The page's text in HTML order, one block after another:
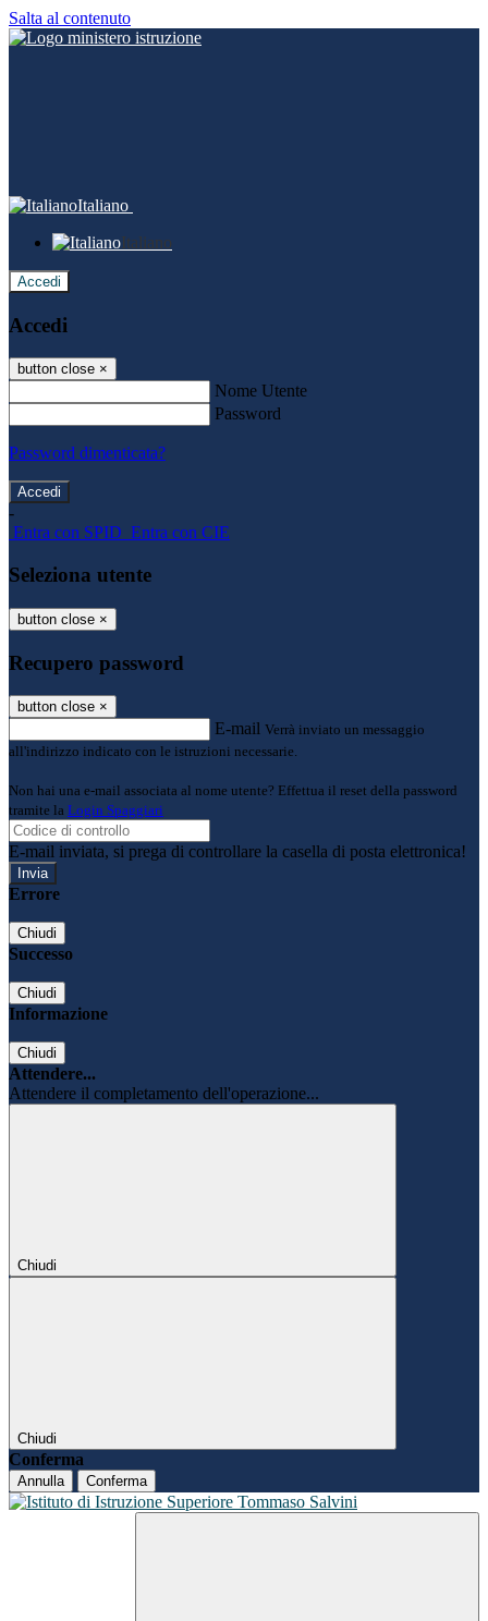
Salta al contenuto
Italiano
Italiano
Accedi
Accedi
button close ×
Nome Utente
Password
Password dimenticata?
-
Entra con SPID Entra con CIE
Seleziona utente
button close ×
Recupero password
button close ×
E-mail Verrà inviato un messaggio
all'indirizzo indicato con le istruzioni necessarie.
Non hai una e-mail associata al nome utente? Effettua il reset della password
tramite la Login Spaggiari
E-mail inviata, si prega di controllare la casella di posta elettronica!
Errore
Chiudi
Successo
Chiudi
Informazione
Chiudi
Attendere...
Attendere il completamento dell'operazione...
Chiudi
Chiudi
Conferma
Annulla Conferma